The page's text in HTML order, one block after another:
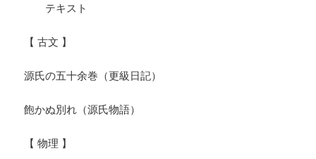
テキスト
【 古文 】
源氏の五十余巻（更級日記）
飽かぬ別れ（源氏物語）
【 物理 】